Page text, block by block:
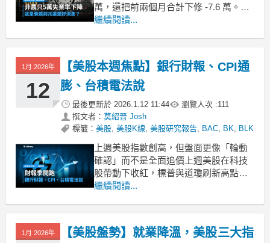
萬，還把前兩個月合計下修 -7.6 萬。數
字一出來，很多投資人第一反應是：就
時薪月增 +0.3%、年增 +3.8%，薪水沒
有失
繼續閱讀...
1月 2026年
12
【美股本週焦點】銀行財報、CPI通
膨、台積電法說
最後更新於 2026.1.12 11:44 瀏覽人次 :111
撰文者： 莫紹晉 Josh
標籤： 美股, 美股K線, 美股研究報告, BAC, BK, BLK
上週美股指數創高，但盤面更像「輪動
確認」而不是全面追價上週美股在科技
股帶動下收紅，標普與道瓊刷新高點，
同時羅素2000與等權重標普更強，顯示
「選股比選市」的階段。這種結構偏健
康，但也代表只要利率或數據一變，波
繼續閱讀...
1月 2026年
【美股盤勢】就業降溫，美股三大指